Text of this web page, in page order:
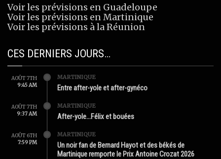
Voir les prévisions en Guadeloupe
Voir les prévisions en Martinique
Voir les prévisions à la Réunion
CES DERNIERS JOURS…
AOÛT 7TH
9:45 AM
MARTINIQUE
Entre after-yole et after-gynéco
AOÛT 7TH
9:37 AM
MARTINIQUE
After-yole…Félix et bouées
AOÛT 6TH
7:59 PM
MARTINIQUE
Un noir fan de Bernard Hayot et des békés de
Martinique remporte le Prix Antoine Crozat 2026